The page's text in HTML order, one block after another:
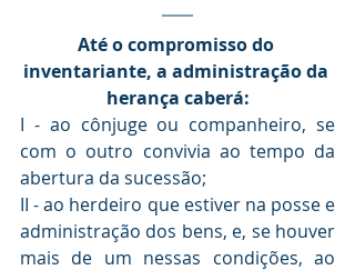
Até o compromisso do
inventariante, a administração da
herança caberá:
I - ao cônjuge ou companheiro, se
com o outro convivia ao tempo da
abertura da sucessão;
II - ao herdeiro que estiver na posse e
administração dos bens, e, se houver
mais de um nessas condições, ao